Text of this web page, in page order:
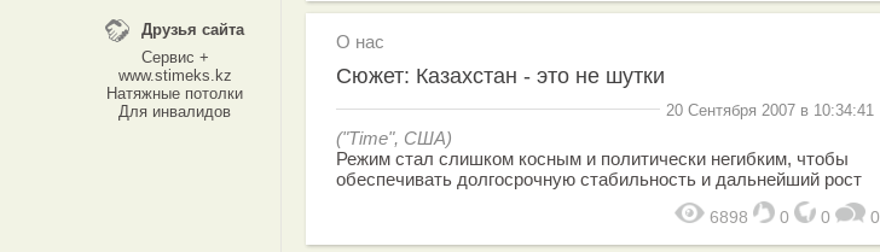
Друзья сайта
Сервис +
www.stimeks.kz
Натяжные потолки
Для инвалидов
О нас
Сюжет: Казахстан - это не шутки
20 Сентября 2007 в 10:34:41
("Time", США)
Режим стал слишком косным и политически негибким, чтобы
обеспечивать долгосрочную стабильность и дальнейший рост
6898 0 0 0